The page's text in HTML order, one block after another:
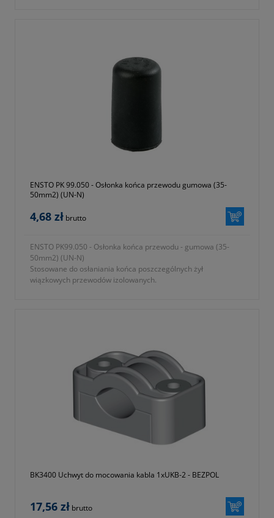
ENSTO PK 99.050 - Osłonka końca przewodu gumowa (35-
50mm2) (UN-N)
4,68 zł brutto
ENSTO PK99.050 - Osłonka końca przewodu - gumowa (35-
50mm2) (UN-N)
Stosowane do osłaniania końca poszczególnych żył
wiązkowych przewodów izolowanych.
BK3400 Uchwyt do mocowania kabla 1xUKB-2 - BEZPOL
17,56 zł brutto